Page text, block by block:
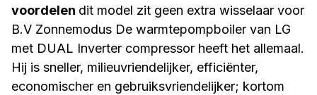
voordelen dit model zit geen extra wisselaar voor
B.V Zonnemodus De warmtepompboiler van LG
met DUAL Inverter compressor heeft het allemaal.
Hij is sneller, milieuvriendelijker, efficiënter,
economischer en gebruiksvriendelijker; kortom